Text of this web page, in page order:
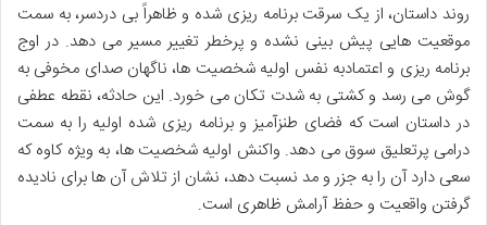
روند داستان، از یک سرقت برنامه ریزی شده و ظاهراً بی دردسر، به سمت
موقعیت هایی پیش بینی نشده و پرخطر تغییر مسیر می دهد. در اوج
برنامه ریزی و اعتمادبه نفس اولیه شخصیت ها، ناگهان صدای مخوفی به
گوش می رسد و کشتی به شدت تکان می خورد. این حادثه، نقطه عطفی
در داستان است که فضای طنزآمیز و برنامه ریزی شده اولیه را به سمت
درامی پرتعلیق سوق می دهد. واکنش اولیه شخصیت ها، به ویژه کاوه که
سعی دارد آن را به جزر و مد نسبت دهد، نشان از تلاش آن ها برای نادیده
گرفتن واقعیت و حفظ آرامش ظاهری است.